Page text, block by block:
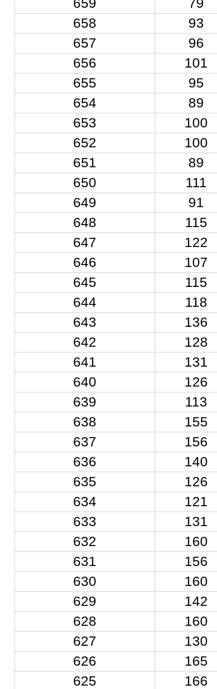
659
79
658
93
657
96
656
101
655
95
654
89
653
100
652
100
651
89
650
111
649
91
648
115
647
122
646
107
645
115
644
118
643
136
642
128
641
131
640
126
639
113
638
155
637
156
636
140
635
126
634
121
633
131
632
160
631
156
630
160
629
142
628
160
627
130
626
165
625
166